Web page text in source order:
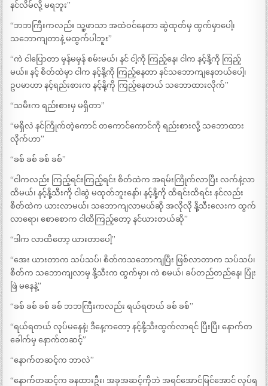
နင်လိမ်လို့ မရဘူး”
“ဘဘကြီးကလည်း သူ့ဖာသာ အထဲဝင်နေတာ ဆွဲထုတ်မှ ထွက်မှာပေါ့၊
သဘောကျတာနဲ့ မထွက်ပါဘူး”
“ကဲ ငါပြောတာ မှန်မမှန် စမ်းမယ်၊ နင် ငါ့ကို ကြည့်နေ၊ ငါက နင့်နို့ကို ကြည့်
မယ်။ နင့် စိတ်ထဲမှာ ငါက နင့်နို့ကို ကြည့်နေတာ နင်သဘောကျနေတယ်ပေါ့၊
ဥပမာဟာ နင့်ရည်းစားက နင့်နို့ကို ကြည့်နေတယ် သဘောထားလိုက်”
“သမီးက ရည်းစားမှ မရှိတာ”
“မရှိလဲ နင်ကြိုက်တဲ့ကောင် တကောင်ကောင်ကို ရည်းစားလို့ သဘောထား
လိုက်ဟာ”
“ခစ် ခစ် ခစ် ခစ်”
“ငါကလည်း ကြည့်ရင်းကြည့်ရင်း စိတ်ထဲက အရမ်းကြိုက်လာပြီး လက်နဲ့လာ
ထိမယ်၊ နင့်နို့သီးကို ငါဆွဲ မထုတ်ဘူးနော်၊ နင့်နို့ကို ထိရင်းထိရင်း နင်လည်း
စိတ်ထဲက ယားလာမယ်၊ သဘောကျလာမယ်ဆို အလိုလို နို့သီးလေးက ထွက်
လာရော၊ စောစောက ငါထိကြည့်တော့ နင်ယားတယ်ဆို”
“ဒါက လာထိတော့ ယားတာပေါ့”
“အေး ယားတာက သပ်သပ်၊ စိတ်ကသဘောကျပြီး ဖြစ်လာတာက သပ်သပ်၊
စိတ်က သဘောကျလာမှ နို့သီးက ထွက်မှာ၊ ကဲ စမယ်၊ ခပ်တည်တည်နေ၊ ပြုံး
ဖြဲ မနေနဲ့”
“ခစ် ခစ် ခစ် ခစ် ဘဘကြီးကလည်း ရယ်ရတယ် ခစ် ခစ်”
“ရယ်ရတယ် လုပ်မနေနဲ့၊ ဒီနေ့ကတော့ နင့်နို့သီးထွက်လာရင် ပြီးပြီ၊ နောက်တ
ခေါက်မှ နောက်တဆင့်”
“နောက်တဆင့်က ဘာလဲ”
“နောက်တဆင့်က ခနထားဦး၊ အခုအဆင့်ကိုဘဲ အရင်အောင်မြင်အောင် လုပ်ရ